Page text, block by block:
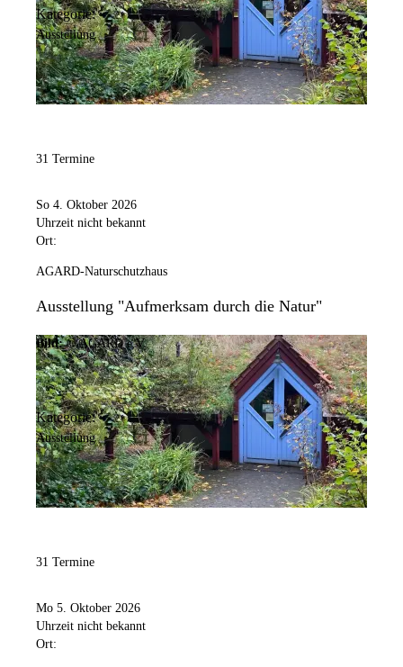
Kategorie:
Ausstellung
31 Termine
So 4. Oktober 2026
Uhrzeit nicht bekannt
Ort:
AGARD-Naturschutzhaus
Ausstellung "Aufmerksam durch die Natur"
Bild: © AGARD e.V.
Kategorie:
Ausstellung
31 Termine
Mo 5. Oktober 2026
Uhrzeit nicht bekannt
Ort: